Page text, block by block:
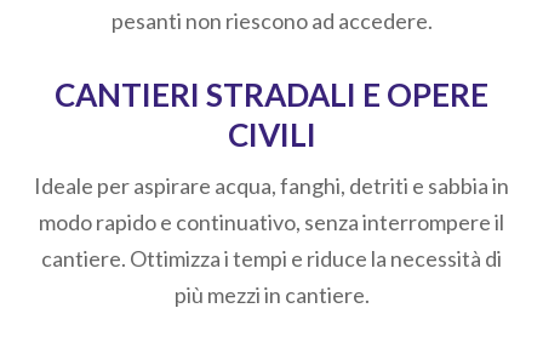
pesanti non riescono ad accedere.
CANTIERI STRADALI E OPERE
CIVILI
Ideale per aspirare acqua, fanghi, detriti e sabbia in
modo rapido e continuativo, senza interrompere il
cantiere. Ottimizza i tempi e riduce la necessità di
più mezzi in cantiere.